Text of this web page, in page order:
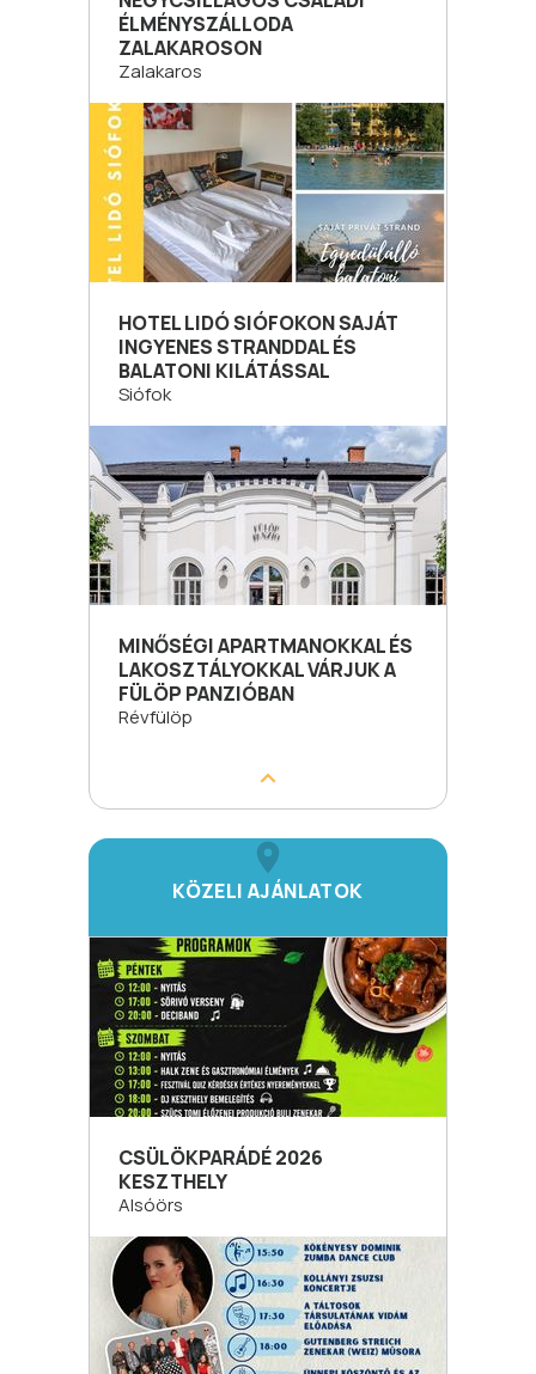
ÉLMÉNYSZÁLLODA
ZALAKAROSON
Zalakaros
HOTEL LIDÓ SIÓFOKON SAJÁT
INGYENES STRANDDAL ÉS
BALATONI KILÁTÁSSAL
Siófok
MINŐSÉGI APARTMANOKKAL ÉS
LAKOSZTÁLYOKKAL VÁRJUK A
FÜLÖP PANZIÓBAN
Révfülöp
KÖZELI AJÁNLATOK
CSÜLÖKPARÁDÉ 2026
KESZTHELY
Alsóörs